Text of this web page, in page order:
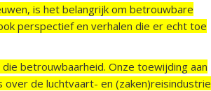
is het belangrijk om betrouwbare
perspectief en verhalen die er echt toe
betrouwbaarheid. Onze toewijding aan
de luchtvaart- en (zaken)reisindustrie